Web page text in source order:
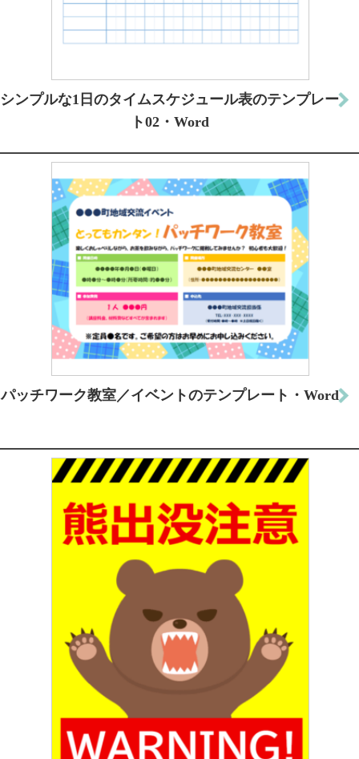
シンプルな1日のタイムスケジュール表のテンプレー
ト02・Word
パッチワーク教室／イベントのテンプレート・Word